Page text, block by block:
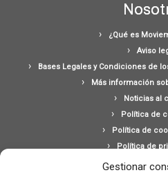
Gestionar
¿Qué es
Aviso
Bases Legales y Condiciones de
Más información
Noticias al
Política de
Política de
Política de
Ponte en contacto